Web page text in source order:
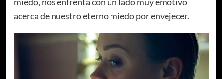
miedo, nos enfrenta con un lado muy emotivo
acerca de nuestro eterno miedo por envejecer.